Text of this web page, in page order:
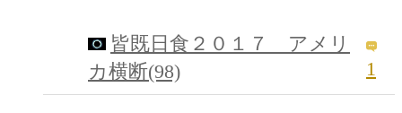
皆既日食２０１７ アメリ
カ横断(98)
1